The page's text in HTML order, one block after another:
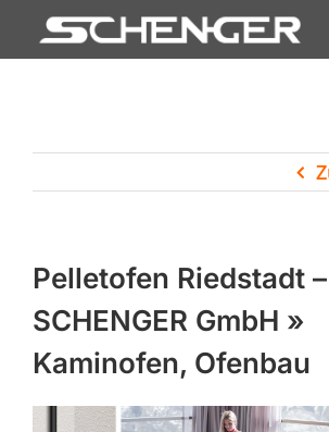
Inhalt
HÄNDLERSUCHE
UNTERNEHMEN
PROFIL
WARENKORB
Pelletofen Riedstadt
SCHENGER GmbH »
Kaminofen, Ofenbau